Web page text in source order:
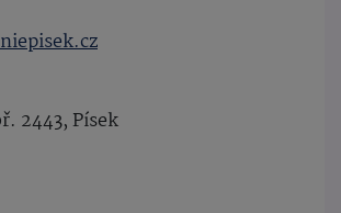
2443, Písek